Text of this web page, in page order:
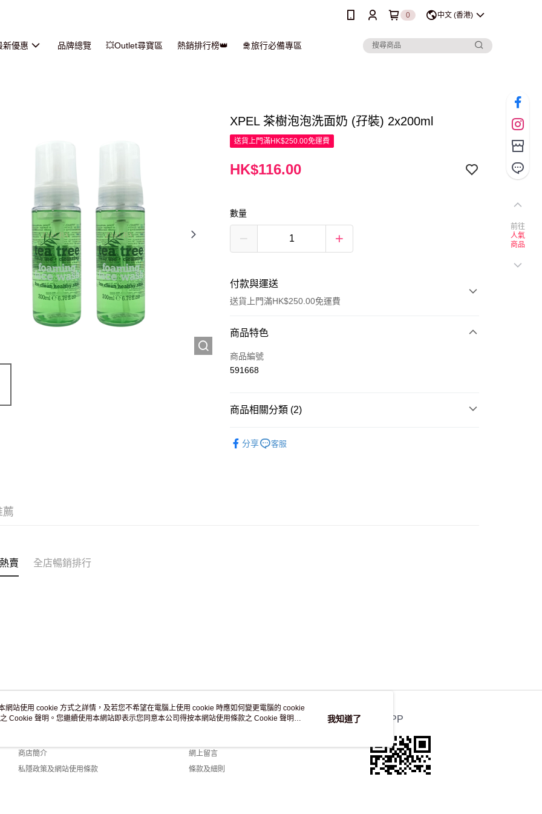
0 中文 (香港)
新優惠 品牌總覽 💥Outlet尋寶區 熱銷排行榜👑 🛅旅行必備專區
XPEL 茶樹泡泡洗面奶 (孖裝) 2x200ml
送貨上門滿HK$250.00免運費
HK$116.00
數量
付款與運送
送貨上門滿HK$250.00免運費
付款方式
Apple Pay
送貨方式
商品特色
商品編號
591668
商品相關分類 (2)
分享 客服
薦
賣 全店暢銷排行
關於我們
商店簡介
私隱政策及網站使用條款
客戶服務
網上留言
條款及細則
官方APP
前往
人氣
商品
網站使用 cookie 方式之詳情，及若您不希望在電腦上使用 cookie 時應如何變更電腦的 cookie
Cookie 聲明。您繼續使用本網站即表示您同意本公司得按本網站使用條款之 Cookie 聲明使
我知道了